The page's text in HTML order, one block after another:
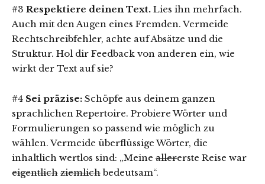
#3 Respektiere deinen Text. Lies ihn mehrfach.
Auch mit den Augen eines Fremden. Vermeide
Rechtschreibfehler, achte auf Absätze und die
Struktur. Hol dir Feedback von anderen ein, wie
wirkt der Text auf sie?
#4 Sei präzise: Schöpfe aus deinem ganzen
sprachlichen Repertoire. Probiere Wörter und
Formulierungen so passend wie möglich zu
wählen. Vermeide überflüssige Wörter, die
inhaltlich wertlos sind: „Meine allererste Reise war
eigentlich ziemlichbedeutsam“.